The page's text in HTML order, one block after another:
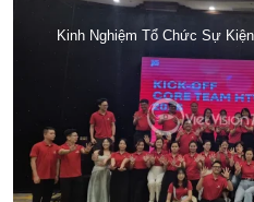
Kinh Nghiệm Tổ Chức Sự Kiện